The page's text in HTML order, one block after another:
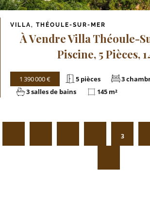
VILLA, THÉOULE-SUR-MER
À Vendre Villa Théoule-
Piscine, 5 Pièces,
1 390 000 € 5 pièces
3
3 salles de bains
145 m²
3